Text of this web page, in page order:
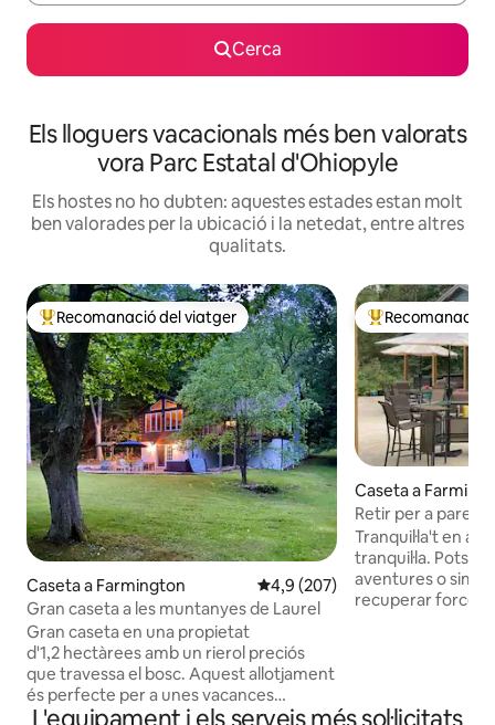
Cerca
Els lloguers vacacionals més ben valorats
vora Parc Estatal d'Ohiopyle
Els hostes no ho dubten: aquestes estades estan molt
ben valorades per la ubicació i la netedat, entre altres
qualitats.
Principals recomanacions dels viatgers
Recomanació del viatger
Caseta a Farmington 4,9 de puntuació mitjana d'un
4,9 (207)
Gran caseta a les muntanyes de Laurel
Gran caseta en una propietat
d'1,2 hectàrees amb un rierol preciós
que travessa el bosc. Aquest allotjament
és perfecte per a unes vacances
relaxants a la muntanya. Prou gran
Principals
Recomanació
Caseta a
Retir per a
d'hidromassatge
Hideaway
Tranquil·la't en
tranquil·la. Pots
aventures o
recuperar forces
d'accessoris.